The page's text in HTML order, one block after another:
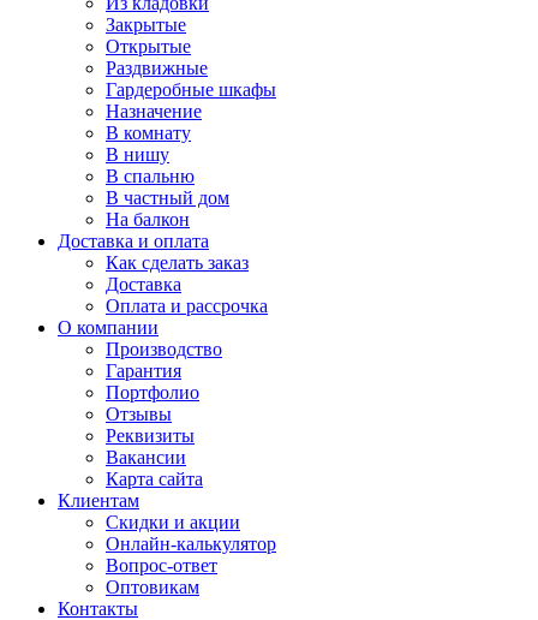
Закрытые
Открытые
Раздвижные
Гардеробные шкафы
Назначение
В комнату
В нишу
В спальню
В частный дом
На балкон
Доставка и оплата
Как сделать заказ
Доставка
Оплата и рассрочка
О компании
Производство
Гарантия
Портфолио
Отзывы
Реквизиты
Вакансии
Карта сайта
Клиентам
Скидки и акции
Онлайн-калькулятор
Вопрос-ответ
Оптовикам
Контакты